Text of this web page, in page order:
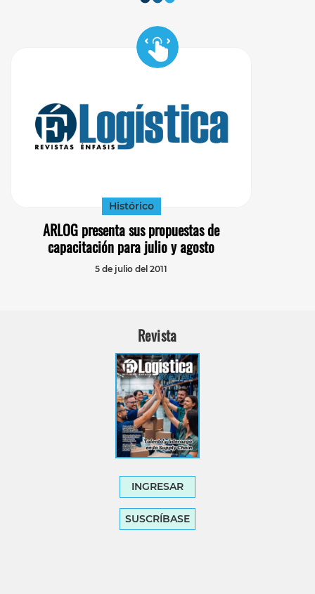
Histórico
ARLOG presenta sus propuestas de
capacitación para julio y agosto
5 de julio del 2011
Revista
INGRESAR
SUSCRÍBASE